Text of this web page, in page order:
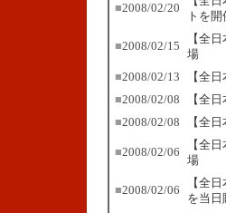
■2008/02/20
トを
■2008/02/15
【全
場
■2008/02/13
【全
■2008/02/08
【全
■2008/02/08 【全
■2008/02/06
【全
場
■2008/02/06
【全
を当日